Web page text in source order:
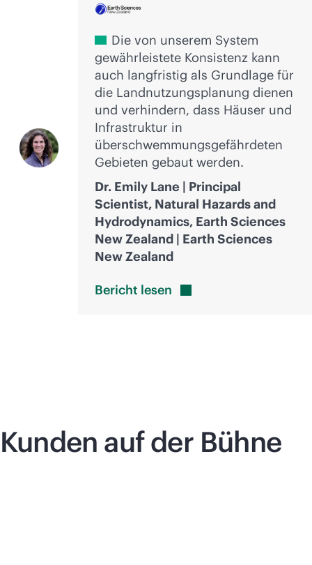
Die von unserem System
gewährleistete Konsistenz kann
auch langfristig als Grundlage für
die Landnutzungsplanung dienen
und verhindern, dass Häuser und
Infrastruktur in
überschwemmungsgefährdeten
Gebieten gebaut werden.
Dr. Emily Lane | Principal
Scientist, Natural Hazards and
Hydrodynamics, Earth Sciences
New Zealand | Earth Sciences
New Zealand
Bericht lesen
Kunden auf der Bühne